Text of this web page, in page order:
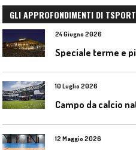
GLI APPROFONDIMENTI DI TSPORT
24 Giugno 2026
10 Luglio 2026
12 Maggio 2026